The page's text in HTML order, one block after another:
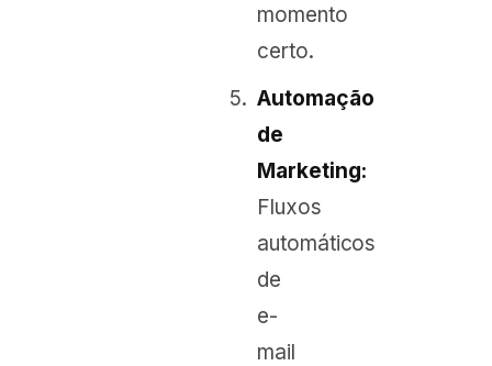
momento
certo.
Automação
de
Marketing:
Fluxos
automáticos
de
e-
mail